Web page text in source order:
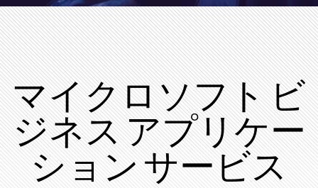
マイクロソフト ビ
ジネス アプリケー
ション サービス